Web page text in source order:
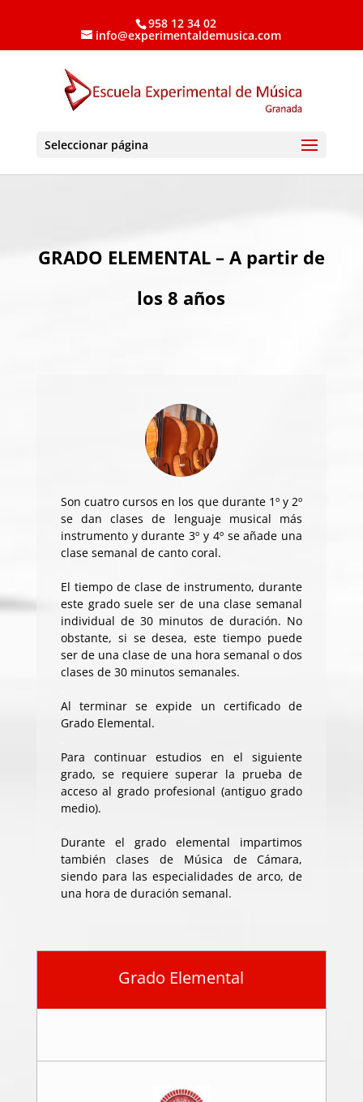
958 12 34 02
info@experimentaldemusica.com
Seleccionar página
GRADO ELEMENTAL – A partir de
los 8 años
Son cuatro cursos en los que durante 1º y 2º
se dan clases de lenguaje musical más
instrumento y durante 3º y 4º se añade una
clase semanal de canto coral.
El tiempo de clase de instrumento, durante
este grado suele ser de una clase semanal
individual de 30 minutos de duración. No
obstante, si se desea, este tiempo puede
ser de una clase de una hora semanal o dos
clases de 30 minutos semanales.
Al terminar se expide un certificado de
Grado Elemental.
Para continuar estudios en el siguiente
grado, se requiere superar la prueba de
acceso al grado profesional (antiguo grado
medio).
Durante el grado elemental impartimos
también clases de Música de Cámara,
siendo para las especialidades de arco, de
una hora de duración semanal.
Grado Elemental